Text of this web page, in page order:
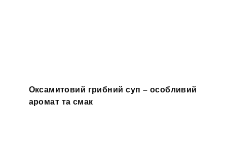
Оксамитовий грибний суп – особливий
аромат та смак